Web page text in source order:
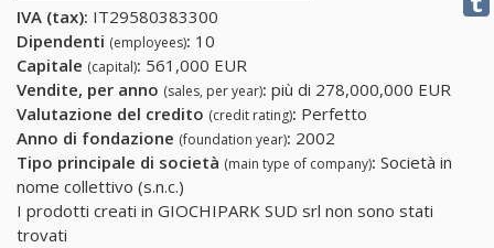
IVA (tax): IT29580383300
Dipendenti (employees): 10
Capitale (capital): 561,000 EUR
Vendite, per anno (sales, per year): più di 278,000,000 EUR
Valutazione del credito (credit rating): Perfetto
Anno di fondazione (foundation year): 2002
Tipo principale di società (main type of company): Società in
nome collettivo (s.n.c.)
I prodotti creati in GIOCHIPARK SUD srl non sono stati
trovati